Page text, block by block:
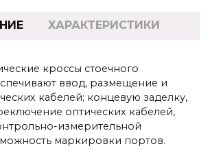
ХАРАКТЕРИСТИКИ
кроссы стоечного
ввод, размещение и
кабелей; концевую заделку,
оптических кабелей,
измерительной
маркировки портов.